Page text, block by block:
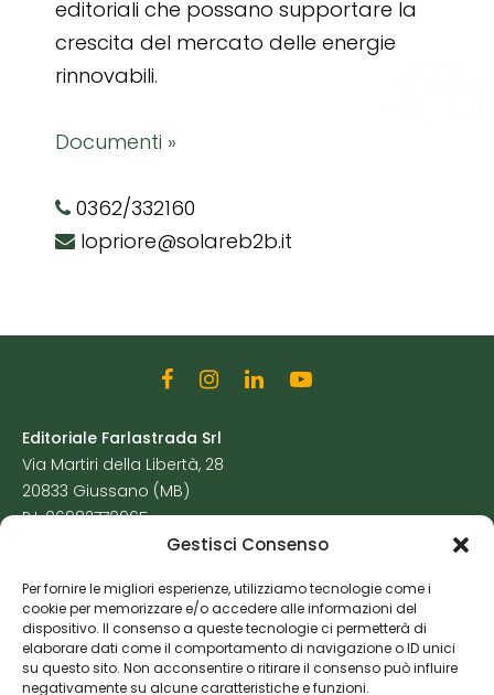
Gestisci Consenso
Per fornire le migliori esperienze, utilizziamo tecnologie come i
cookie per memorizzare e/o accedere alle informazioni del
dispositivo. Il consenso a queste tecnologie ci permetterà di
elaborare dati come il comportamento di navigazione o ID unici
su questo sito. Non acconsentire o ritirare il consenso può influire
negativamente su alcune caratteristiche e funzioni.
editoriali che possano supportare la
crescita del mercato delle energie
rinnovabili.
Documenti »
0362/332160
lopriore@solareb2b.it
Editoriale Farlastrada Srl
Via Martiri della Libertà, 28
20833 Giussano (MB)
P.I. 06982770965
Cookie Policy
Risorse Aggiuntive